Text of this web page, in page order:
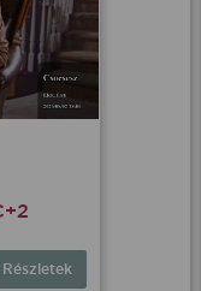
Részletek